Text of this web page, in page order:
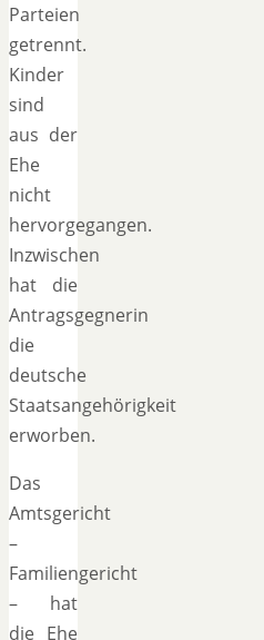
Parteien
getrennt.
Kinder
sind
aus der
Ehe
nicht
hervorgegangen.
Inzwischen
hat die
Antragsgegnerin
die
deutsche
Staatsangehörigkeit
erworben.
Das
Amtsgericht
–
Familiengericht
– hat
die Ehe